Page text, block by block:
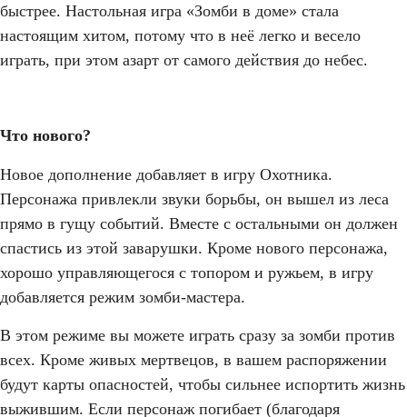
быстрее. Настольная игра «Зомби в доме» стала
настоящим хитом, потому что в неё легко и весело
играть, при этом азарт от самого действия до небес.
Что нового?
Новое дополнение добавляет в игру Охотника.
Персонажа привлекли звуки борьбы, он вышел из леса
прямо в гущу событий. Вместе с остальными он должен
спастись из этой заварушки. Кроме нового персонажа,
хорошо управляющегося с топором и ружьем, в игру
добавляется режим зомби-мастера.
В этом режиме вы можете играть сразу за зомби против
всех. Кроме живых мертвецов, в вашем распоряжении
будут карты опасностей, чтобы сильнее испортить жизнь
выжившим. Если персонаж погибает (благодаря